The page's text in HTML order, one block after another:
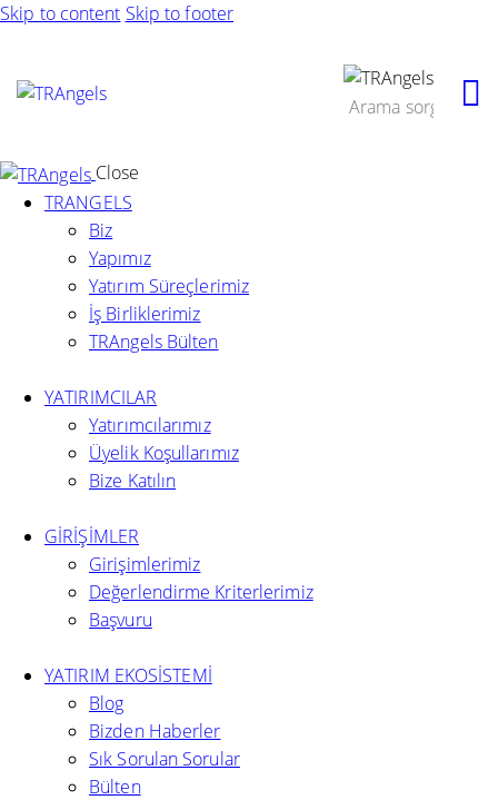
Skip to content Skip to footer
Close
TRANGELS
Biz
Yapımız
Yatırım Süreçlerimiz
İş Birliklerimiz
TRAngels Bülten
YATIRIMCILAR
Yatırımcılarımız
Üyelik Koşullarımız
Bize Katılın
GİRİŞİMLER
Girişimlerimiz
Değerlendirme Kriterlerimiz
Başvuru
YATIRIM EKOSİSTEMİ
Blog
Bizden Haberler
Sık Sorulan Sorular
Bülten